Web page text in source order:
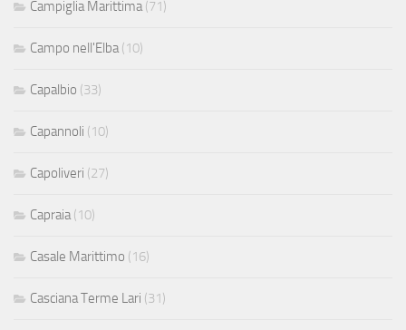
Campiglia Marittima (71)
Campo nell'Elba (10)
Capalbio (33)
Capannoli (10)
Capoliveri (27)
Capraia (10)
Casale Marittimo (16)
Casciana Terme Lari (31)